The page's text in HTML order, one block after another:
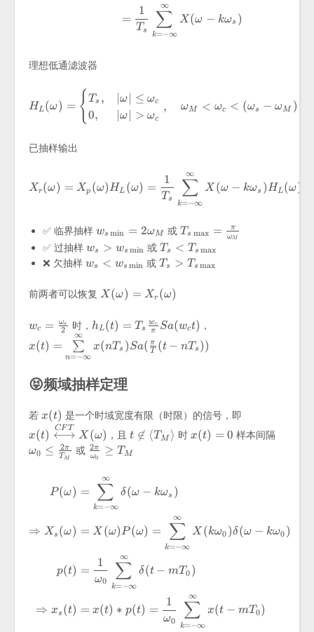
=
Ts
1
k=−∞
∑
∞
X(ω − kωs )
理想低通滤波器
HL(ω) = {Ts ,
0,
∣ω∣ ≤ ωc
∣ω > ωc
, ωM < ωc < (ωs − ωM )
已抽样输出
Xr(ω) = Xp (ω)HL (ω) =
Ts
1
k=−∞
∑
∞
X (ω − kωs )HL(ω)
✅ 临界抽样 w_{s\min}
=
2\omega_M
ws min = 2ωM 或T_{s\max}
= \frac{\pi}
{\omega_M}
Ts max = ωM
π
✅ 过抽样 w_s >
w_{s\min}
ws > ws min 或T_s <
T_{s\max}
Ts < Ts max
❌ 欠抽样 w_s <
ws < ws min 或T_s >
Ts > Ts max
前两者可以恢复 X(\omega)=X_r(\omega)
X(ω) = Xr (ω)
w_c =
\frac{\omega_s}
{2}
wc = 2
ωs 时， h_L(t)=T_s\frac{w_c}
{\pi}Sa(w_ct)
hL(t) = Ts π
wc Sa(wct) ，
x(t)=\sum\limits_{n=-
\infty}^{\infty}x(nT_s)Sa(\frac{\pi}
x(t) =
n=−∞
∑
∞
x(nTs )Sa( T
π (t − nTs ))
😝频域抽样定理
若 x(t)
x(t) 是一个时域宽度有限（时限）的信号，即
x(t) ⟷
CFT
X (ω) ，且t\not\in
\left<T_M\right>
t 
∈ ⟨TM ⟩ 时x(t)=0
x(t) = 0 样本间隔
ω0 ≤ TM
2π 或 \frac{2\pi}
{\omega_0}\ge
T_M
ω0
2π ≥ TM
P(ω)
⇒ Xs (ω)
p(t)
⇒ xs (t)
=
k=−∞
∑
∞
δ(ω − kωs )
= X (ω)P (ω) =
k=−∞
∑
∞
X (kω0 )δ(ω − kω0 )
=
ω0
1
k=−∞
∑
∞
δ(t − mT0 )
= x(t) ∗ p(t) =
ω0
1
k=−∞
∑
∞
x(t − mT0)